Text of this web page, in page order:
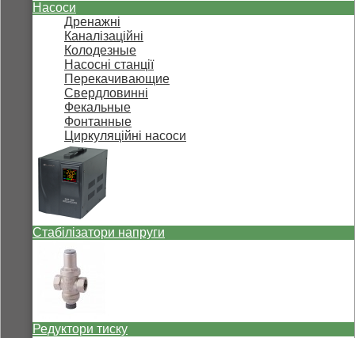
Насоси
Дренажні
Каналізаційні
Колодезные
Насосні станції
Перекачивающие
Свердловинні
Фекальные
Фонтанные
Циркуляційні насоси
Стабілізатори напруги
Редуктори тиску